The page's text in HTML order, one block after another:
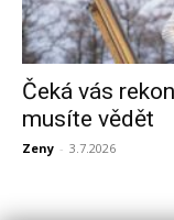
Čeká vás
musíte vědět
Zeny - 3.7.2026